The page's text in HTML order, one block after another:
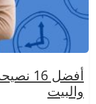
أفضل
والبيت